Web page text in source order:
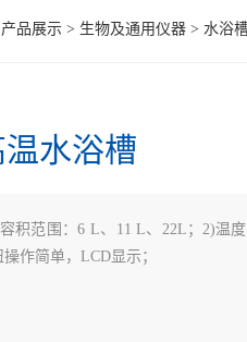
产品展示 > 生物及通用仪器 > 水浴槽
水浴槽
积范围：6 L、11 L、22L；2)温
作简单，LCD显示；